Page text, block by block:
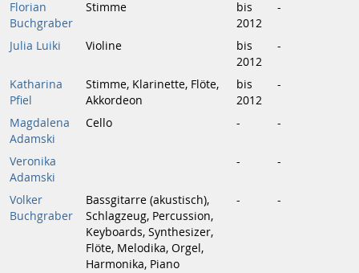
Florian
Buchgraber
Stimme
bis
2012
-
Julia Luiki Violine
bis
2012
-
Katharina
Pfiel
Stimme, Klarinette, Flöte,
Akkordeon
bis
2012
-
Magdalena
Adamski
Cello - -
Veronika
Adamski
- -
Volker
Buchgraber
Bassgitarre (akustisch),
Schlagzeug, Percussion,
Keyboards, Synthesizer,
Flöte, Melodika, Orgel,
Harmonika, Piano
- -